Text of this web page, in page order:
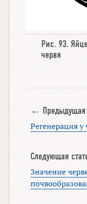
Рис. 93.
червя
← Предыдущая
Регенерация у
Следующая
Значение